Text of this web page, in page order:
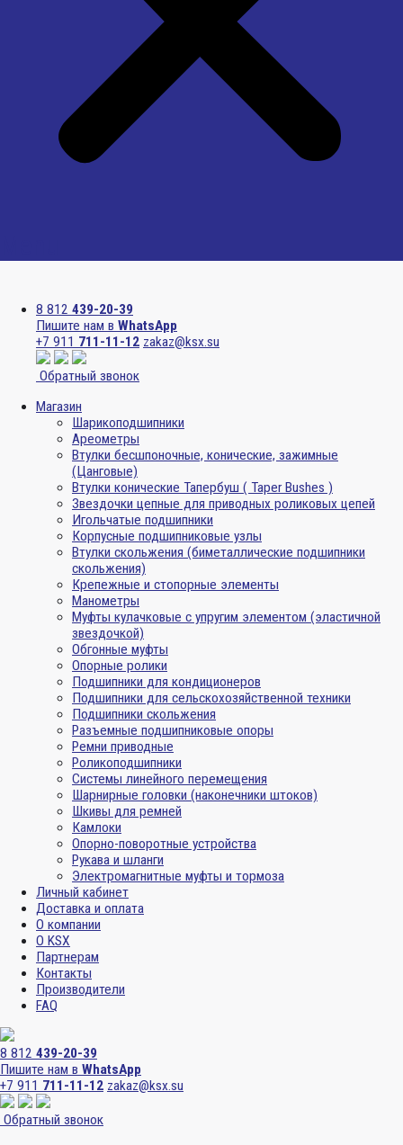
8 812 439-20-39
Пишите нам в WhatsApp
+7 911 711-11-12 zakaz@ksx.su
Обратный звонок
Магазин
Шарикоподшипники
Ареометры
Втулки бесшпоночные, конические, зажимные
(Цанговые)
Втулки конические Тапербуш ( Taper Bushes )
Звездочки цепные для приводных роликовых цепей
Игольчатые подшипники
Корпусные подшипниковые узлы
Втулки скольжения (биметаллические подшипники
скольжения)
Крепежные и стопорные элементы
Манометры
Муфты кулачковые с упругим элементом (эластичной
звездочкой)
Обгонные муфты
Опорные ролики
Подшипники для кондиционеров
Подшипники для сельскохозяйственной техники
Подшипники скольжения
Разъемные подшипниковые опоры
Ремни приводные
Роликоподшипники
Системы линейного перемещения
Шарнирные головки (наконечники штоков)
Шкивы для ремней
Камлоки
Опорно-поворотные устройства
Рукава и шланги
Электромагнитные муфты и тормоза
Личный кабинет
Доставка и оплата
О компании
О KSX
Партнерам
Контакты
Производители
FAQ
8 812 439-20-39
Пишите нам в WhatsApp
+7 911 711-11-12 zakaz@ksx.su
Обратный звонок